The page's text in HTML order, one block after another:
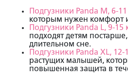
Подгузники Panda M, 6-11
которым нужен комфорт и
Подгузники Panda L, 9-15
подходят детям
длительном сне.
Подгузники Panda XL, 12-
растущих малышей,
повышенная защита в